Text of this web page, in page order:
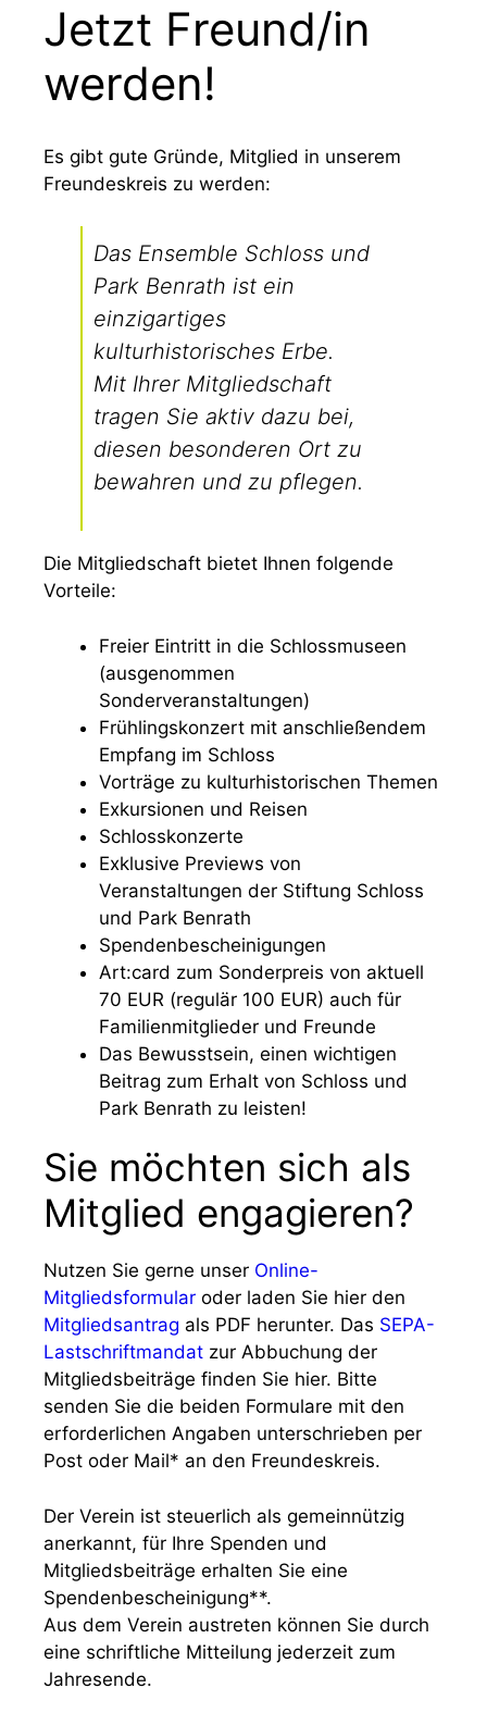
Jetzt Freund/in
werden!
Es gibt gute Gründe, Mitglied in unserem
Freundeskreis zu werden:
Das Ensemble Schloss und
Park Benrath ist ein
einzigartiges
kulturhistorisches Erbe.
Mit Ihrer Mitgliedschaft
tragen Sie aktiv dazu bei,
diesen besonderen Ort zu
bewahren und zu pflegen.
Die Mitgliedschaft bietet Ihnen folgende
Vorteile:
Freier Eintritt in die Schlossmuseen
(ausgenommen
Sonderveranstaltungen)
Frühlingskonzert mit anschließendem
Empfang im Schloss
Vorträge zu kulturhistorischen Themen
Exkursionen und Reisen
Schlosskonzerte
Exklusive Previews von
Veranstaltungen der Stiftung Schloss
und Park Benrath
Spendenbescheinigungen
Art:card zum Sonderpreis von aktuell
70 EUR (regulär 100 EUR) auch für
Familienmitglieder und Freunde
Das Bewusstsein, einen wichtigen
Beitrag zum Erhalt von Schloss und
Park Benrath zu leisten!
Sie möchten sich als
Mitglied engagieren?
Nutzen Sie gerne unser Online-
Mitgliedsformular oder laden Sie hier den
Mitgliedsantrag als PDF herunter. Das SEPA-
Lastschriftmandat zur Abbuchung der
Mitgliedsbeiträge finden Sie hier. Bitte
senden Sie die beiden Formulare mit den
erforderlichen Angaben unterschrieben per
Post oder Mail* an den Freundeskreis.
Der Verein ist steuerlich als gemeinnützig
anerkannt, für Ihre Spenden und
Mitgliedsbeiträge erhalten Sie eine
Spendenbescheinigung**.
Aus dem Verein austreten können Sie durch
eine schriftliche Mitteilung jederzeit zum
Jahresende.